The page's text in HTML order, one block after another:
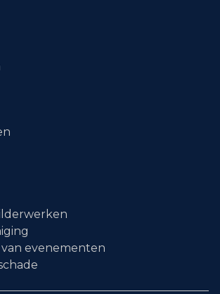
evenementen